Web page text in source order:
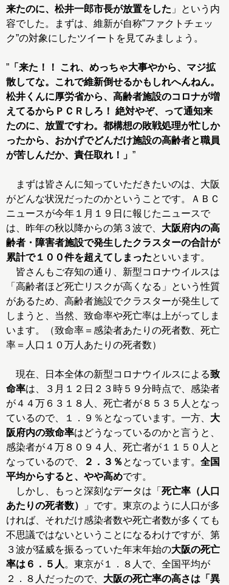
来たのに、松井一郎市長が放置をした 」という内
容でした。まずは、維新が自称”ファクトチェッ
ク”の対象にしたツイートを見てみましょう。
” 「来た！！ これ、めっちゃ大事やから、マジ拡
散してな。これで維新倒せるかもしれへんねん。
松井くんに厚労省から、高齢者施設のコロナが増
えてるからＰＣＲしろ！ 絶対やぞ、って通知来
たのに、放置ですわ。都構想の敗戦処理が忙しか
ったから、おかげでどんだけ施設の高齢者と職員
が苦しんだか、責任取れ！」 ”
まずは皆さんに知っていただきたいのは、大阪
がどんな状況だったのかということです。ＡＢＣ
ニュースが今年１月１９日に報じたニュースで
は、昨年の秋以降からの第３波で、 大阪府内の高
齢者・障害者施設で発生したクラスターの合計が
累計で１００件を超えてしまったといいます。
皆さんもご存知の通り、新型コロナウイルスは
「高齢者ほど死亡リスクが高くなる」という性質
があるため、高齢者施設でクラスターが発生して
しまうと、当然、致命率や死亡率は上がってしま
います。（致命率＝感染者あたりの死者数、死亡
率＝人口１０万人あたりの死者数）
現在、日本全体の新型コロナウイルスによる致
命率は、３月１２日２３時５９分時点で、感染者
が４４万６３１８人、死亡者が８５３５人となっ
ているので、１．９％となっています。一方、 大
阪府内の致命率はどうなっているのかと言うと、
感染者が４万８０９４人、死亡者が１１５０人と
なっているので、
２．３％ となっています。 全国
平均からすると、やや高めです。
しかし、もっと深刻なデータは「 死亡率（人口
あたりの死者数）
」です。東京のように人口が多
ければ、それだけ感染者数や死亡者数が多くても
不思議ではないということになるわけですが、第
３波が猛威を振るっていた年末年始の大阪の死亡
率は６．５人 。東京が１．８人で、全国平均が
２．８人だったので、 大阪の死亡率の高さは「異